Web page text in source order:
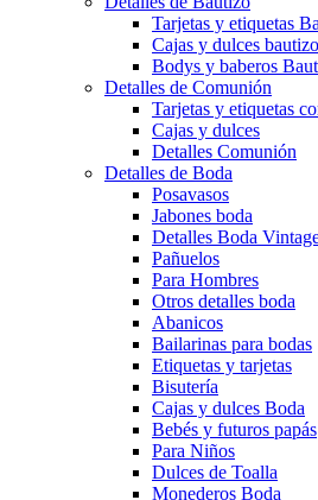
Tarjetas y etiquetas
Cajas y dulces bautizo
Bodys y baberos
Detalles de Comunión
Tarjetas y etiquetas
Cajas y dulces
Detalles Comunión
Detalles de Boda
Posavasos
Jabones boda
Detalles Boda
Pañuelos
Para Hombres
Otros detalles boda
Abanicos
Bailarinas para bodas
Etiquetas y tarjetas
Bisutería
Cajas y dulces Boda
Bebés y futuros papás
Para Niños
Dulces de Toalla
Monederos Boda